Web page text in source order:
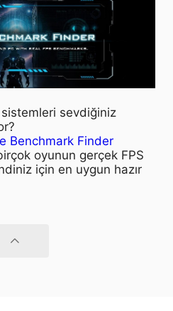
sistemleri sevdiğiniz
Benchmark Finder
oyunun gerçek FPS
için en uygun hazır